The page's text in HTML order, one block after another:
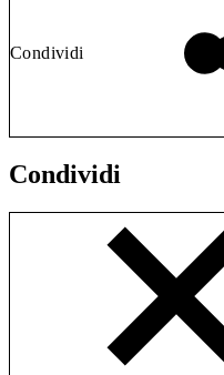
Condividi
Condividi